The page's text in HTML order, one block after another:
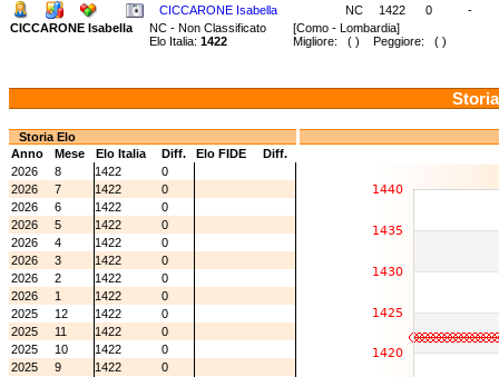
CICCARONE Isabella
NC 1422 0
-
CICCARONE Isabella
NC - Non Classificato [Como - Lombardia]
Elo Italia: 1422 Migliore: ( ) Peggiore: ( )
Storia Elo
Anno
Mese Elo Italia Diff. Elo FIDE
Diff.
2026
8 1422
0
2026
7 1422
0
2026
6 1422
0
2026
5 1422
0
2026
4 1422
0
2026
3 1422
0
2026
2 1422
0
2026
1 1422
0
2025
12 1422
0
2025
11 1422
0
2025
10 1422
0
2025
9 1422
0